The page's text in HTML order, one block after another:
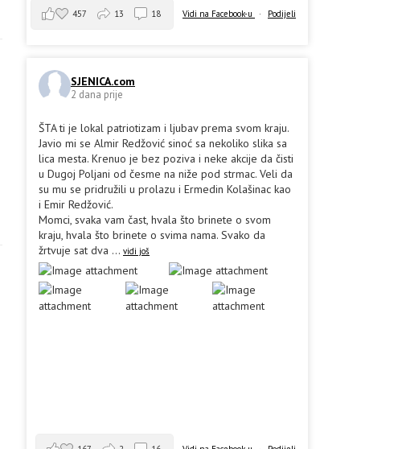
Vidi na Facebook-u · Podijeli
457 13 18
SJENICA.com
2 dana prije
ŠTA ti je lokal patriotizam i ljubav prema svom kraju.
Javio mi se Almir Redžović sinoć sa nekoliko slika sa
lica mesta. Krenuo je bez poziva i neke akcije da čisti
u Dugoj Poljani od česme na niže pod strmac. Veli da
su mu se pridružili u prolazu i Ermedin Kolašinac kao
i Emir Redžović.
Momci, svaka vam čast, hvala što brinete o svom
kraju, hvala što brinete o svima nama. Svako da
žrtvuje sat dva ... vidi još